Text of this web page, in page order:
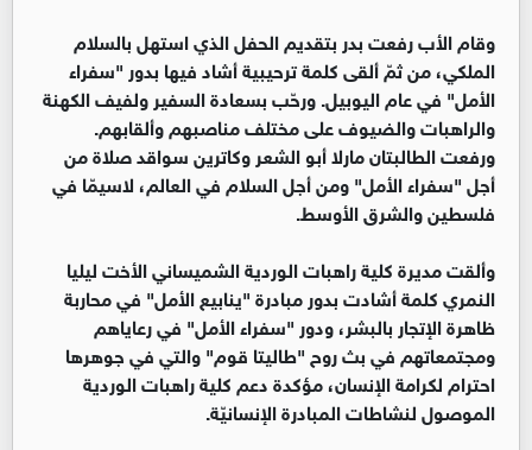
وقام الأب رفعت بدر بتقديم الحفل الذي استهل بالسلام
الملكي، من ثمّ ألقى كلمة ترحيبية أشاد فيها بدور "سفراء
الأمل" في عام اليوبيل. ورحّب بسعادة السفير ولفيف الكهنة
والراهبات والضيوف على مختلف مناصبهم وألقابهم.
ورفعت الطالبتان مارلا أبو الشعر وكاترين سواقد صلاة من
أجل "سفراء الأمل" ومن أجل السلام في العالم، لاسيمّا في
فلسطين والشرق الأوسط.
وألقت مديرة كلية راهبات الوردية الشميساني الأخت ليليا
النمري كلمة أشادت بدور مبادرة "ينابيع الأمل" في محاربة
ظاهرة الإتجار بالبشر، ودور "سفراء الأمل" في رعاياهم
ومجتمعاتهم في بث روح "طاليتا قوم" والتي في جوهرها
احترام لكرامة الإنسان، مؤكدة دعم كلية راهبات الوردية
الموصول لنشاطات المبادرة الإنسانيّة.